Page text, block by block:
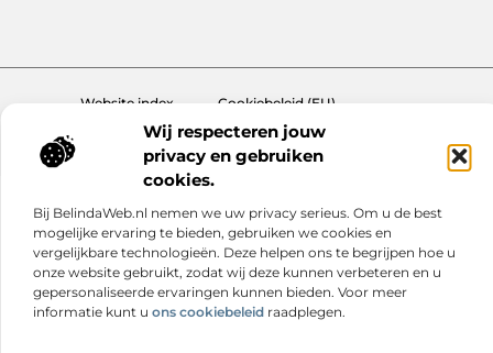
Wij respecteren jouw
privacy en gebruiken
cookies.
Bij BelindaWeb.nl nemen we uw privacy serieus. Om u de best
mogelijke ervaring te bieden, gebruiken we cookies en
vergelijkbare technologieën. Deze helpen ons te begrijpen hoe u
onze website gebruikt, zodat wij deze kunnen verbeteren en u
gepersonaliseerde ervaringen kunnen bieden. Voor meer
informatie kunt u ons cookiebeleid raadplegen.
Website index
Cookiebeleid (EU)
@2025 www.nextmagazine.nl. All Right Reserved.